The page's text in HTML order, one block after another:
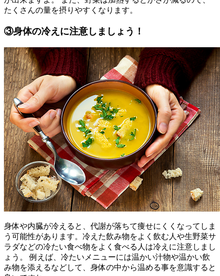
たくさんの量を摂りやすくなります。
③身体の冷えに注意しましょう！
身体や内臓が冷えると、代謝が落ちて痩せにくくなってしま
う可能性があります。冷えた飲み物をよく飲む人や生野菜サ
ラダなどの冷たい食べ物をよく食べる人は冷えに注意しまし
ょう。 例えば、冷たいメニューには温かい汁物や温かい飲
み物を添えるなどして、身体の中から温める事を意識すると